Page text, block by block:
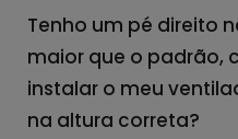
Tenho um pé direito
maior que o padrão,
instalar o meu
na altura correta?